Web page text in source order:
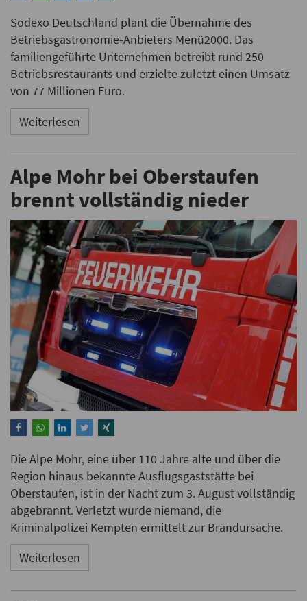
Sodexo Deutschland plant die Übernahme des
Betriebsgastronomie-Anbieters Menü2000. Das
familiengeführte Unternehmen betreibt rund 250
Betriebsrestaurants und erzielte zuletzt einen Umsatz
von 77 Millionen Euro.
Weiterlesen
Alpe Mohr bei Oberstaufen
brennt vollständig nieder
Die Alpe Mohr, eine über 110 Jahre alte und über die
Region hinaus bekannte Ausflugsgaststätte bei
Oberstaufen, ist in der Nacht zum 3. August vollständig
abgebrannt. Verletzt wurde niemand, die
Kriminalpolizei Kempten ermittelt zur Brandursache.
Weiterlesen